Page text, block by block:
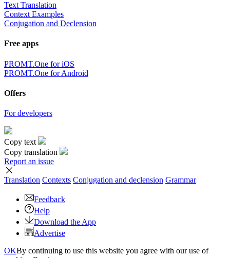
Text Translation
Context Examples
Conjugation and Declension
Free apps
PROMT.One for iOS
PROMT.One for Android
Offers
For developers
Copy text
Copy translation
Report an issue
Translation Contexts Conjugation and declension Grammar
Feedback
Help
Download the App
Advertise
OKBy continuing to use this website you agree with our use of